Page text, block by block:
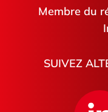
Membre du
SUIVEZ